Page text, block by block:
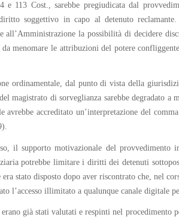
113 Cost., sarebbe pregiudicata dal
soggettivo in capo al detenuto
all’Amministrazione la possibilità di decidere
menomare le attribuzioni del potere
ordinamentale, dal punto di vista della
magistrato di sorveglianza sarebbe degradato
accreditato un’interpretazione del
il supporto motivazionale del provvedimento
potrebbe limitare i diritti dei detenuti
stato disposto dopo aver riscontrato che, nel
l’accesso illimitato a qualunque canale digitale
già stati valutati e respinti nel